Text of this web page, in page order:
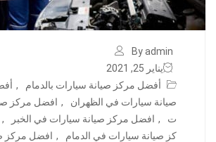
By admin
يناير 25, 2021
أفضل مركز صيانة سيارات بالدمام
,
صيانة سيارات في الظهران
, افضل مركز
ت
, افضل مركز صيانة سيارات في الخبر ,
كز صيانة سيارات في الدمام
, افضل مركز